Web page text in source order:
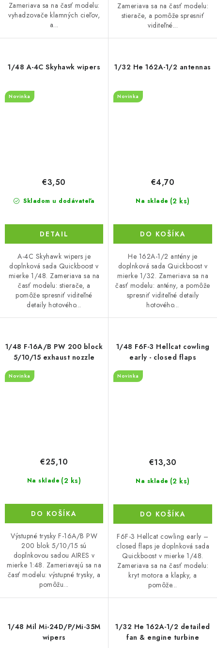
Zameriava sa na časť modelu:
vyhadzovače klamných cieľov,
a...
Zameriava sa na časť modelu:
stierače, a pomôže spresniť
viditeľné...
1/48 A-4C Skyhawk wipers
Novinka
Skladom u dodávateľa
€3,50
DETAIL
A-4C Skyhawk wipers je
doplnková sada Quickboost v
mierke 1/48. Zameriava sa na
časť modelu: stierače, a
pomôže spresniť viditeľné
detaily hotového...
1/32 He 162A-1/2 antennas
Novinka
Na sklade (2 ks)
€4,70
DO KOŠÍKA
He 162A-1/2 antény je
doplnková sada Quickboost v
mierke 1/32. Zameriava sa na
časť modelu: antény, a pomôže
spresniť viditeľné detaily
hotového...
1/48 F-16A/B PW 200 block
5/10/15 exhaust nozzle
Novinka
Na sklade (2 ks)
€25,10
DO KOŠÍKA
Výstupné trysky F-16A/B PW
200 blok 5/10/15 sú
doplnkovou sadou AIRES v
mierke 1:48. Zameriavajú sa na
časť modelu: výstupné trysky, a
pomôžu...
1/48 F6F-3 Hellcat cowling
early - closed flaps
Novinka
Na sklade (2 ks)
€13,30
DO KOŠÍKA
F6F-3 Hellcat cowling early –
closed flaps je doplnková sada
Quickboost v mierke 1/48.
Zameriava sa na časť modelu:
kryt motora a klapky, a
pomôže...
1/48 Mil Mi-24D/P/Mi-35M
wipers
1/32 He 162A-1/2 detailed
fan & engine turbine